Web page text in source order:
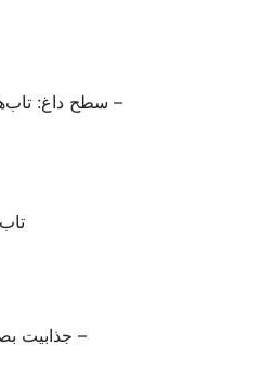
– سطح داغ:
– جذابیت